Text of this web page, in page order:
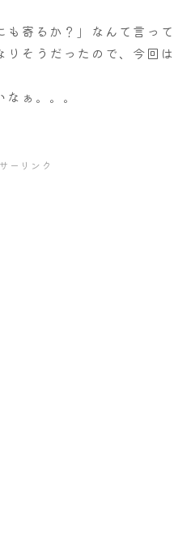
寄るか？」なんて言って
りそうだったので、今回は
ぁ。。。
ーリンク